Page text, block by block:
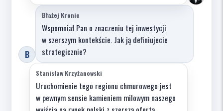
B
Błażej Kronic
Wspomniał Pan o znaczeniu tej inwestycji
w szerszym kontekście. Jak ją definiujecie
strategicznie?
Stanisław Krzyżanowski
Uruchomienie tego regionu chmurowego jest
w pewnym sensie kamieniem milowym naszego